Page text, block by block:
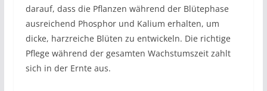
darauf, dass die Pflanzen während der Blütephase
ausreichend Phosphor und Kalium erhalten, um
dicke, harzreiche Blüten zu entwickeln. Die richtige
Pflege während der gesamten Wachstumszeit zahlt
sich in der Ernte aus.